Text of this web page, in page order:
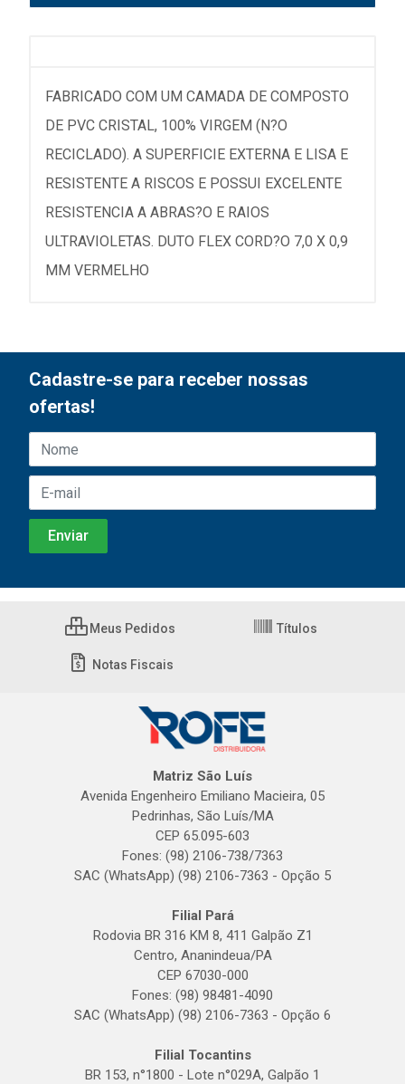
FABRICADO COM UM CAMADA DE COMPOSTO
DE PVC CRISTAL, 100% VIRGEM (N?O
RECICLADO). A SUPERFICIE EXTERNA E LISA E
RESISTENTE A RISCOS E POSSUI EXCELENTE
RESISTENCIA A ABRAS?O E RAIOS
ULTRAVIOLETAS. DUTO FLEX CORD?O 7,0 X 0,9
MM VERMELHO
Cadastre-se para receber nossas
ofertas!
Meus Pedidos Títulos
Notas Fiscais
Matriz São Luís
Avenida Engenheiro Emiliano Macieira, 05
Pedrinhas, São Luís/MA
CEP 65.095-603
Fones: (98) 2106-738/7363
SAC (WhatsApp) (98) 2106-7363 - Opção 5
Filial Pará
Rodovia BR 316 KM 8, 411 Galpão Z1
Centro, Ananindeua/PA
CEP 67030-000
Fones: (98) 98481-4090
SAC (WhatsApp) (98) 2106-7363 - Opção 6
Filial Tocantins
BR 153, n°1800 - Lote n°029A, Galpão 1